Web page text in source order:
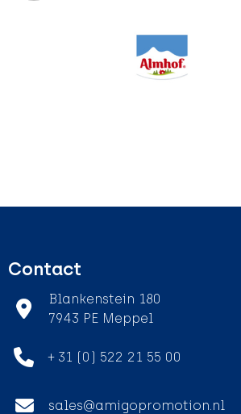
Contact
Blankenstein 180
7943 PE Meppel
+ 31 (0) 522 21 55 00
sales@amigopromotion.nl